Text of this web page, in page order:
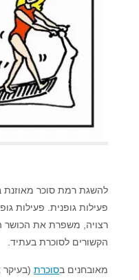
להשגת רמת סוכר
פעילות גופנית. פעילות
רצויה, משפרת את הכושר
הקשורים לסוכרת בעתיד.
מאובחנים בסוכרת(בעיקר